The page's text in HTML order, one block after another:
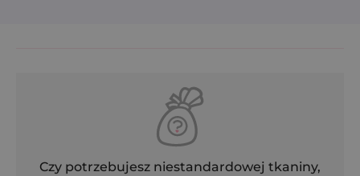
Czy potrzebujesz niestandardowej tkaniny,